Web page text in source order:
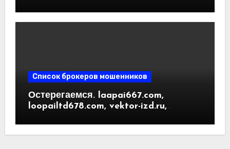
трейдинга. Отзывы пользователей
Список брокеров мошенников
Остерегаемся. laapai667.com,
loopailtd678.com, vektor-izd.ru,